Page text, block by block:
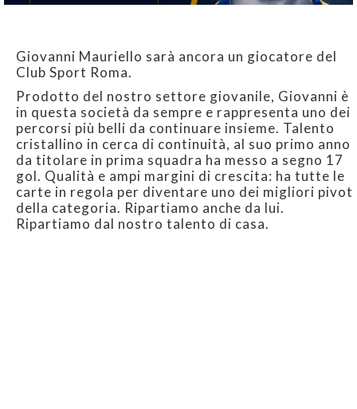
Giovanni Mauriello sarà ancora un giocatore del
Club Sport Roma.
Prodotto del nostro settore giovanile, Giovanni è
in questa società da sempre e rappresenta uno dei
percorsi più belli da continuare insieme. Talento
cristallino in cerca di continuità, al suo primo anno
da titolare in prima squadra ha messo a segno 17
gol. Qualità e ampi margini di crescita: ha tutte le
carte in regola per diventare uno dei migliori pivot
della categoria. Ripartiamo anche da lui.
Ripartiamo dal nostro talento di casa.